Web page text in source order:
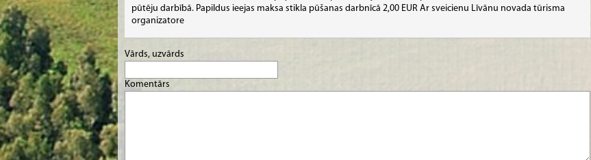
pūtēju darbībā. Papildus ieejas maksa stikla pūšanas darbnīcā 2,00 EUR Ar sveicienu Līvānu novada tūrisma
organizatore
Vārds, uzvārds
Komentārs